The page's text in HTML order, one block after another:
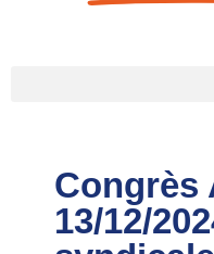
Congrès
13/12/